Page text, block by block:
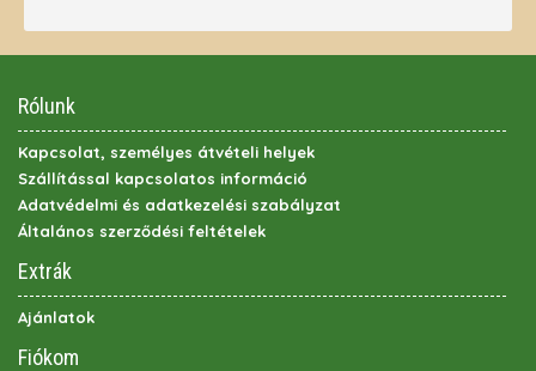
Rólunk
Kapcsolat, személyes átvételi helyek
Szállítással kapcsolatos információ
Adatvédelmi és adatkezelési szabályzat
Általános szerződési feltételek
Extrák
Ajánlatok
Fiókom